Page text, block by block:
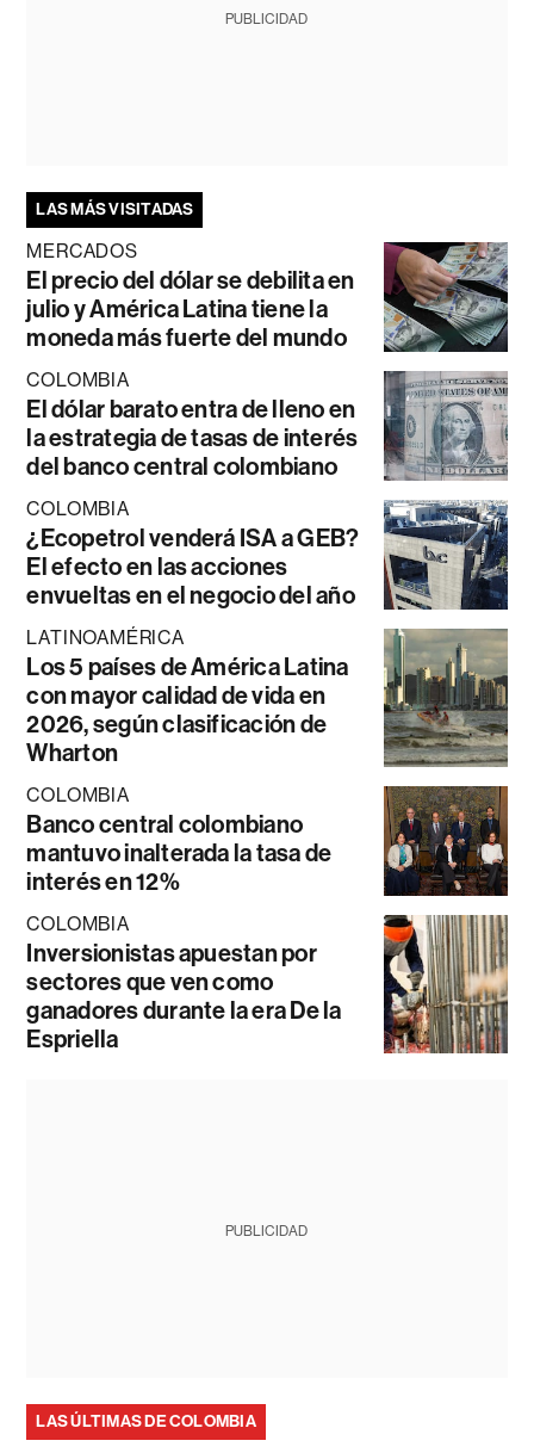
PUBLICIDAD
LAS MÁS VISITADAS
MERCADOS
El precio del dólar se debilita en
julio y América Latina tiene la
moneda más fuerte del mundo
COLOMBIA
El dólar barato entra de lleno en
la estrategia de tasas de interés
del banco central colombiano
COLOMBIA
¿Ecopetrol venderá ISA a GEB?
El efecto en las acciones
envueltas en el negocio del año
LATINOAMÉRICA
Los 5 países de América Latina
con mayor calidad de vida en
2026, según clasificación de
Wharton
COLOMBIA
Banco central colombiano
mantuvo inalterada la tasa de
interés en 12%
COLOMBIA
Inversionistas apuestan por
sectores que ven como
ganadores durante la era De la
Espriella
PUBLICIDAD
LAS ÚLTIMAS DE COLOMBIA